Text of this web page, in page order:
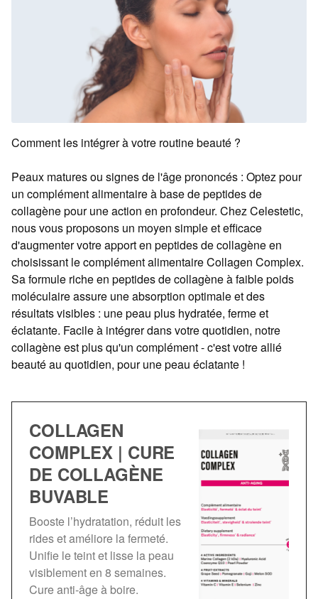
Comment les intégrer à votre routine beauté ?
Peaux matures ou signes de l'âge prononcés : Optez pour
un complément alimentaire à base de peptides de
collagène pour une action en profondeur. Chez Celestetic,
nous vous proposons un moyen simple et efficace
d'augmenter votre apport en peptides de collagène en
choisissant le complément alimentaire Collagen Complex.
Sa formule riche en peptides de collagène à faible poids
moléculaire assure une absorption optimale et des
résultats visibles : une peau plus hydratée, ferme et
éclatante. Facile à intégrer dans votre quotidien, notre
collagène est plus qu'un complément - c'est votre allié
beauté au quotidien, pour une peau éclatante !
COLLAGEN
COMPLEX | CURE
DE COLLAGÈNE
BUVABLE
Booste l’hydratation, réduit les
rides et améliore la fermeté.
Unifie le teint et lisse la peau
visiblement en 8 semaines.
Cure anti-âge à boire.